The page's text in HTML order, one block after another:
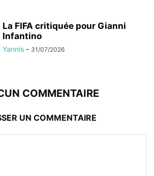
La FIFA critiquée pour Gianni
Infantino
Yannis - 31/07/2026
COMMENTAIRE
UN COMMENTAIRE